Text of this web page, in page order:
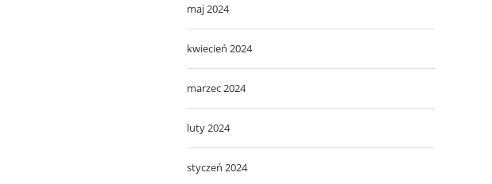
maj 2024
kwiecień 2024
marzec 2024
luty 2024
styczeń 2024